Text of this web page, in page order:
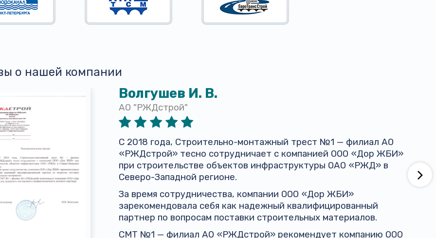
о нашей компании
Волгушев И. В.
АО "РЖДстрой"
С 2018 года, Строительно-монтажный трест №1 — филиал АО
«РЖДстрой» тесно сотрудничает с компанией ООО «Дор ЖБИ»
при строительстве объектов инфраструктуры ОАО «РЖД» в
Северо-Западной регионе.
За время сотрудничества, компании ООО «Дор ЖБИ»
зарекомендовала себя как надежный квалифицированный
партнер по вопросам поставки строительных материалов.
СМТ №1 — филиал АО «РЖДстрой» рекомендует компанию ООО